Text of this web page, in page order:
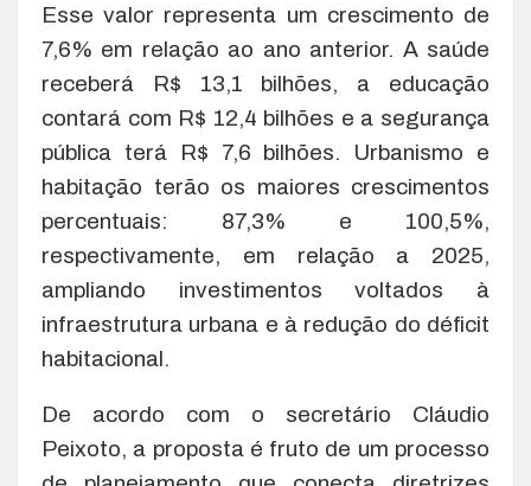
Esse valor representa um crescimento de
7,6% em relação ao ano anterior. A saúde
receberá R$ 13,1 bilhões, a educação
contará com R$ 12,4 bilhões e a segurança
pública terá R$ 7,6 bilhões. Urbanismo e
habitação terão os maiores crescimentos
percentuais: 87,3% e 100,5%,
respectivamente, em relação a 2025,
ampliando investimentos voltados à
infraestrutura urbana e à redução do déficit
habitacional.
De acordo com o secretário Cláudio
Peixoto, a proposta é fruto de um processo